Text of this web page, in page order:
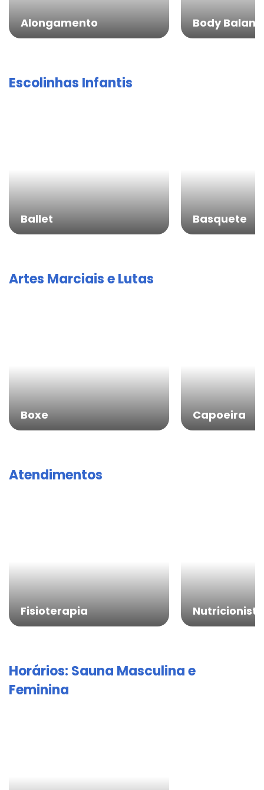
Alongamento Body
Escolinhas Infantis
Ballet Basquete
Artes Marciais e Lutas
Boxe Capoeira
Atendimentos
Fisioterapia Nutricionista
Horários: Sauna Masculina e
Feminina